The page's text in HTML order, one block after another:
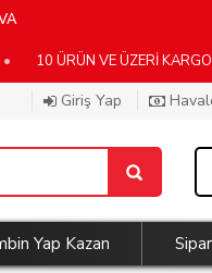
VE ÜZERİ KARGO BEDAVA
Giriş Yap
Yap Kazan